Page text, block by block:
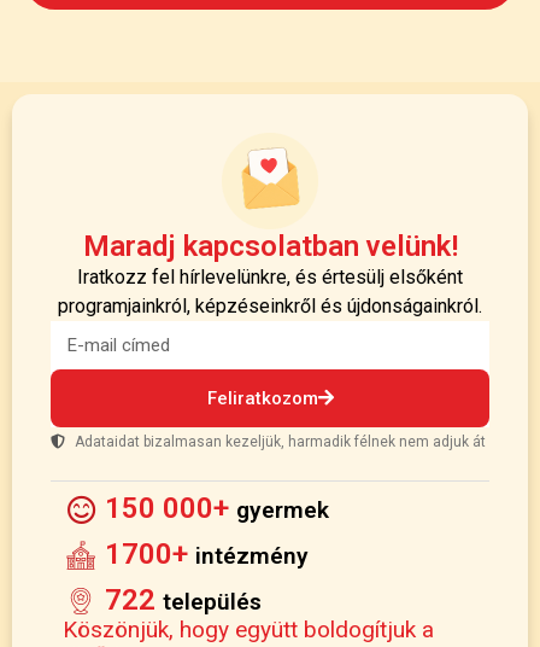
Maradj kapcsolatban velünk!
Iratkozz fel hírlevelünkre, és értesülj elsőként
programjainkról, képzéseinkről és újdonságainkról.
Feliratkozom
Adataidat bizalmasan kezeljük, harmadik félnek nem adjuk át
150 000+ gyermek
1700+ intézmény
722 település
Köszönjük, hogy együtt boldogítjuk a